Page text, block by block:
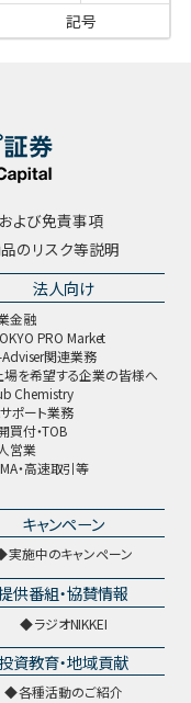
記号
よび免責事項
のリスク等説明
法人向け
金融
PRO Market
関連業務
場を希望する企業の皆様へ
Chemistry
ポート業務
買付・TOB
営業
・高速取引等
キャンペーン
実施中のキャンペーン
供番組・協賛情報
ラジオNIKKEI
資教育・地域貢献
各種活動のご紹介